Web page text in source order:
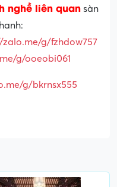
nghề liên quan sàn
zalo.me/g/fzhdow757
g/ooeobi061
g/bkrnsx555